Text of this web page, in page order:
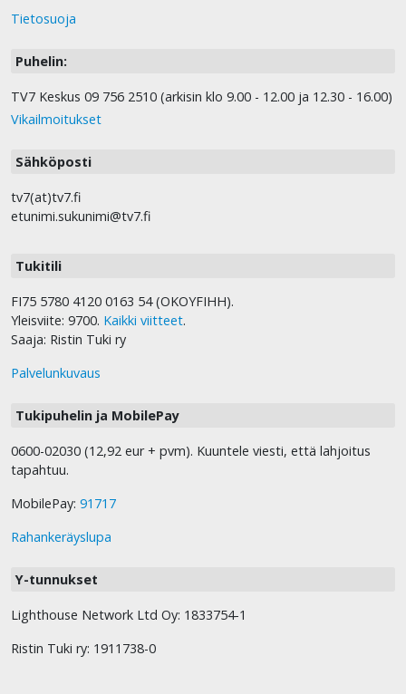
Tietosuoja
Puhelin:
TV7 Keskus 09 756 2510 (arkisin klo 9.00 - 12.00 ja 12.30 - 16.00)
Vikailmoitukset
Sähköposti
tv7(at)tv7.fi
etunimi.sukunimi@tv7.fi
Tukitili
FI75 5780 4120 0163 54 (OKOYFIHH).
Yleisviite: 9700. Kaikki viitteet.
Saaja: Ristin Tuki ry
Palvelunkuvaus
Tukipuhelin ja MobilePay
0600-02030 (12,92 eur + pvm). Kuuntele viesti, että lahjoitus
tapahtuu.
MobilePay: 91717
Rahankeräyslupa
Y-tunnukset
Lighthouse Network Ltd Oy: 1833754-1
Ristin Tuki ry: 1911738-0